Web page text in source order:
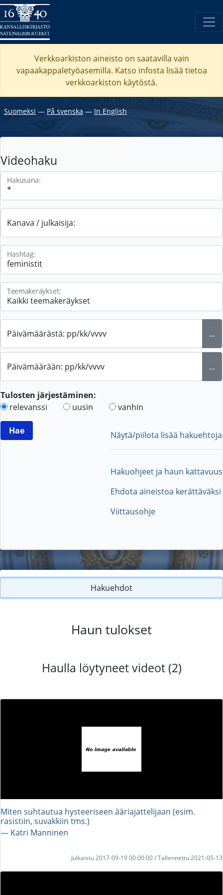
Verkkoarkiston aineisto on saatavilla vain
vapaakappaletyöasemilla. Katso infosta lisää tietoa
verkkoarkiston käytöstä.
Suomeksi ― På svenska ― In English
Videohaku
Hakusana:
Kanava / julkaisija:
Hashtag:
Teemakeräykset:
Päivämäärästä: pp/kk/vvvv ...
Päivämäärään: pp/kk/vvvv ...
Tulosten järjestäminen:
relevanssi
uusin vanhin
Näytä/piilota lisää hakuehtoja
Hakuohjeet ja haun kattavuus
Ehdota aineistoa kerättäväksi
Viittausohje
Hakuehdot
Haun tulokset
Haulla löytyneet videot (2)
Miten suhtautua hysteeriseen ääriajattelijaan (esim.
rasistiin, suvakkiin tms.)
― Katri Manninen
Julkaistu 2017-09-19 00:00:00 / Tallennettu 2021-05-13